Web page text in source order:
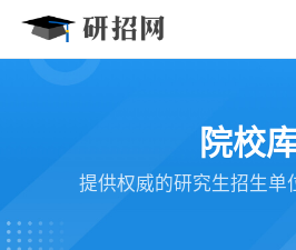
院校
提供权威的研究生招生单